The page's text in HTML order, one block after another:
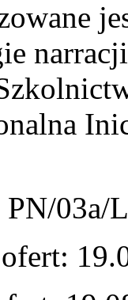
PN/03a/